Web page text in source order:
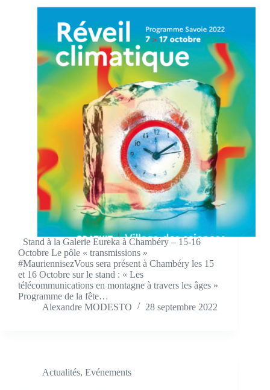
Stand à la Galerie Eureka à Chambéry – 15-16
Octobre Le pôle « transmissions »
#MauriennisezVous sera présent à Chambéry les 15
et 16 Octobre sur le stand : « Les
télécommunications en montagne à travers les âges »
Programme de la fête…
Alexandre MODESTO
28 septembre 2022
Actualités, Evénements